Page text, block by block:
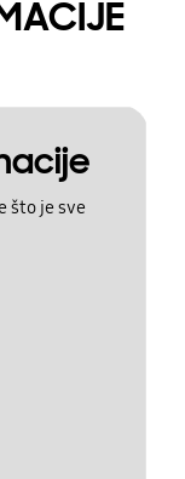
što je sve